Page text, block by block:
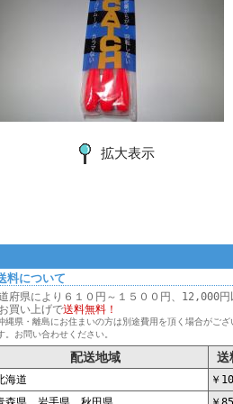
拡大表示
料について
府県により６１０円～１５００円、12,000円
買い上げで送料無料！
縄県・離島にお住まいの方は別途費用を頂く場合がござ
。お問い合わせください。
配送地域 送
道
￥